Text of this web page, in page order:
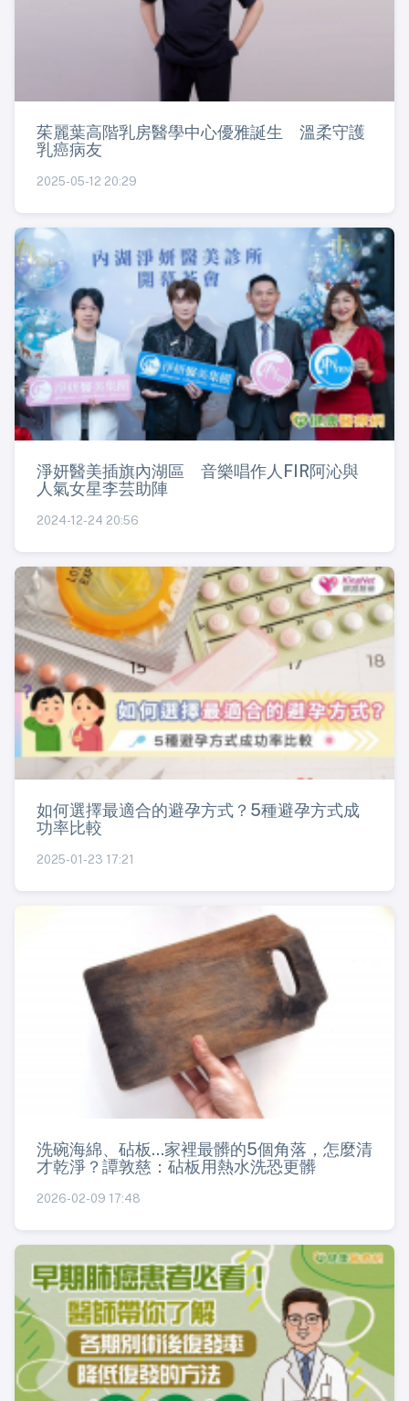
茱麗葉高階乳房醫學中心優雅誕生 溫柔守護
乳癌病友
2025-05-12 20:29
淨妍醫美插旗內湖區 音樂唱作人FIR阿沁與
人氣女星李芸助陣
2024-12-24 20:56
如何選擇最適合的避孕方式？5種避孕方式成
功率比較
2025-01-23 17:21
洗碗海綿、砧板...家裡最髒的5個角落，怎麼清
才乾淨？譚敦慈：砧板用熱水洗恐更髒
2026-02-09 17:48